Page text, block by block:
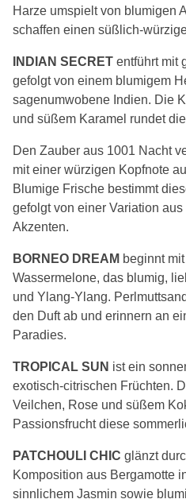
Harze umspielt von blumigen
schaffen einen süßlich-
INDIAN SECRET entführt mit
gefolgt von einem blumigem
sagenumwobene Indien. Die
und süßem Karamel rundet
Den Zauber aus 1001 Nacht
mit einer würzigen Kopfnote
Blumige Frische bestimmt
gefolgt von einer Variation
Akzenten.
BORNEO DREAM beginnt
Wassermelone, das blumig,
und Ylang-Ylang.
den Duft ab und erinnern an
Paradies.
TROPICAL SUN ist ein
exotisch-citrischen Früchten.
Veilchen, Rose und süßem
Passionsfrucht diese
PATCHOULI CHIC glänzt
Komposition aus Bergamotte
sinnlichem Jasmin sowie